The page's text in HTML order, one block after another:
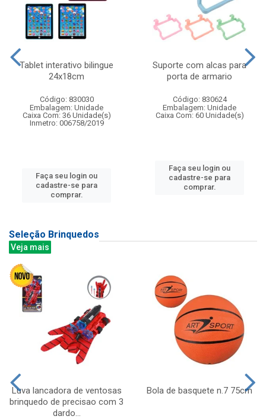
Tablet interativo bilingue
24x18cm
Código: 830030
Embalagem: Unidade
Caixa Com: 36 Unidade(s)
Inmetro: 006758/2019
Faça seu login ou
cadastre-se para
comprar.
Suporte com alcas para
porta de armario
Código: 830624
Embalagem: Unidade
Caixa Com: 60 Unidade(s)
Faça seu login ou
cadastre-se para
comprar.
Seleção Brinquedos
Veja mais
Luva lancadora de ventosas
brinquedo de precisao com 3
dardo...
Bola de basquete n.7 75cm